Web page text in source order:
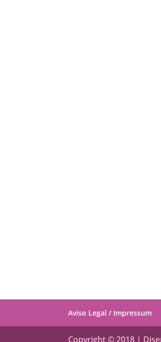
Aviso Legal / Impressum
Copyright © 2018 |